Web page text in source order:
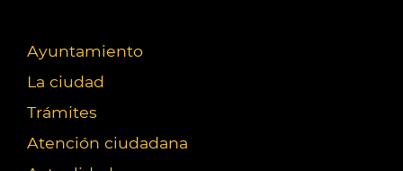
Ayuntamiento
La ciudad
Trámites
Atención ciudadana